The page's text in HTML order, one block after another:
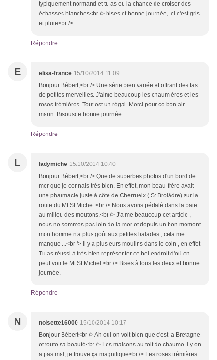
typiquement normand et tu as eu la chance de croiser des
échasses blanches<br /> bises et bonne journée, ici c'est gris
et pluie<br />
Répondre
E elisa-france 15/10/2014 11:09
Bonjour Bébert,<br /> Une série bien variée et offrant des tas
de petites merveilles. J'aime beaucoup les chaumières et les
roses trémières. Tout est un régal. Merci pour ce bon air
marin. Bisousde bonne journée
Répondre
L ladymiche 15/10/2014 10:40
Bonjour Bébert,<br /> Que de superbes photos d'un bord de
mer que je connais très bien. En effet, mon beau-frère avait
une pharmacie juste à côté de Cherrueix ( St Brolâdre) sur la
route du Mt St Michel.<br /> Nous avons pédalé dans la baie
au milieu des moutons.<br /> J'aime beaucoup cet article ,
nous ne sommes pas loin de la mer et depuis un bon moment
mon homme n'a plus goût aux petites balades , cela me
manque ...<br /> Il y a plusieurs moulins dans le coin , en effet.
Tu as réussi à très bien représenter ce bel endroit d'où on
peut voir le Mt St Michel.<br /> Bises à tous les deux et bonne
journée.
Répondre
N noisette16000 15/10/2014 10:17
Bonjour Bébert<br /> Ah oui on voit bien que c'est la Bretagne
et toute sa beauté<br /> Les maisons au toit de chaume il y en
a pas mal, je trouve ça magnifique<br /> Les roses trémières